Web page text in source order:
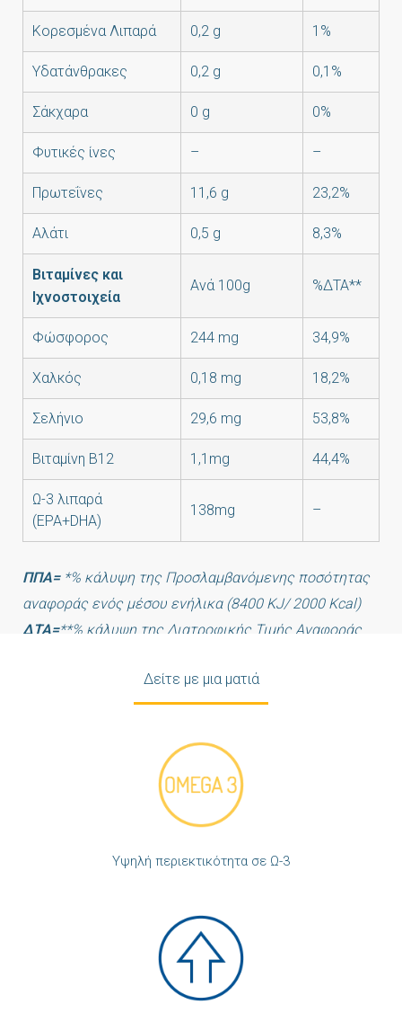
Kορεσμένα Λιπαρά 0,2 g 1%
Υδατάνθρακες 0,2 g 0,1%
Σάκχαρα 0 g 0%
Φυτικές ίνες – –
Πρωτεΐνες 11,6 g 23,2%
Αλάτι 0,5 g 8,3%
Βιταμίνες και
Ιχνοστοιχεία
Ανά 100g %ΔΤΑ**
Φώσφορος 244 mg 34,9%
Χαλκός 0,18 mg 18,2%
Σελήνιο 29,6 mg 53,8%
Βιταμίνη Β12 1,1mg 44,4%
Ω-3 λιπαρά
(EPA+DHA)
138mg –
ΠΠΑ= *% κάλυψη της Προσλαμβανόμενης ποσότητας
αναφοράς ενός μέσου ενήλικα (8400 KJ/ 2000 Kcal)
ΔΤΑ=**% κάλυψη της Διατροφικής Τιμής Αναφοράς
Δείτε με μια ματιά
Υψηλή περιεκτικότητα σε Ω-3